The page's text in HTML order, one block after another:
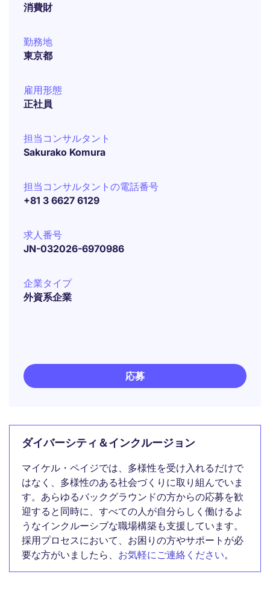
消費財
勤務地
東京都
雇用形態
正社員
担当コンサルタント
Sakurako Komura
担当コンサルタントの電話番号
+81 3 6627 6129
求人番号
JN-032026-6970986
企業タイプ
外資系企業
応募
ダイバーシティ＆インクルージョン
マイケル・ペイジでは、多様性を受け入れるだけで
はなく、多様性のある社会づくりに取り組んでいま
す。あらゆるバックグラウンドの方からの応募を歓
迎すると同時に、すべての人が自分らしく働けるよ
うなインクルーシブな職場構築も支援しています。
採用プロセスにおいて、お困りの方やサポートが必
要な方がいましたら、 お気軽にご連絡ください。